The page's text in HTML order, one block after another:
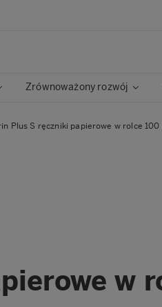
Zrównoważony rozwój
Plus S ręczniki papierowe w rolce 100
w